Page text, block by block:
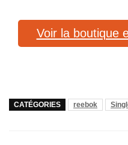
Voir la boutique
CATÉGORIES reebok